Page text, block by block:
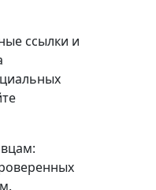
ссылки и